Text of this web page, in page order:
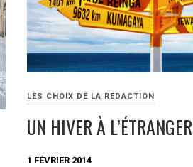
LES CHOIX DE LA RÉDACTION
UN HIVER À L’ÉTRANGER
1 FÉVRIER 2014